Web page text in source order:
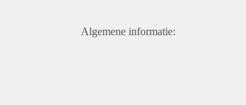
Algemene informatie: